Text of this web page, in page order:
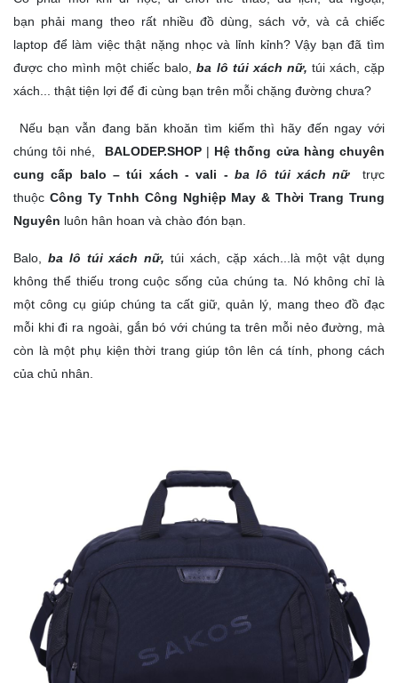
bạn phải mang theo rất nhiều đồ dùng, sách vở, và cả chiếc
laptop để làm việc thật nặng nhọc và lỉnh kỉnh? Vậy bạn đã tìm
được cho mình một chiếc balo,ba lô túi xách nữ, túi xách, cặp
xách... thật tiện lợi để đi cùng bạn trên mỗi chặng đường chưa?
Nếu bạn vẫn đang băn khoăn tìm kiếm thì hãy đến ngay với
chúng tôi nhé, BALODEP.SHOP | Hệ thống cửa hàng chuyên
cung cấp balo – túi xách - vali - ba lô túi xách nữ trực
thuộc Công Ty Tnhh Công Nghiệp May & Thời Trang Trung
Nguyên luôn hân hoan và chào đón bạn.
Balo, ba lô túi xách nữ,túi xách, cặp xách...là một vật dụng
không thể thiếu trong cuộc sống của chúng ta. Nó không chỉ là
một công cụ giúp chúng ta cất giữ, quản lý, mang theo đồ đạc
mỗi khi đi ra ngoài, gắn bó với chúng ta trên mỗi nẻo đường, mà
còn là một phụ kiện thời trang giúp tôn lên cá tính, phong cách
của chủ nhân.